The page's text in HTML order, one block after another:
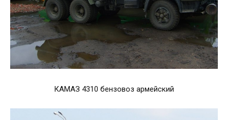
КАМАЗ 4310 бензовоз армейский